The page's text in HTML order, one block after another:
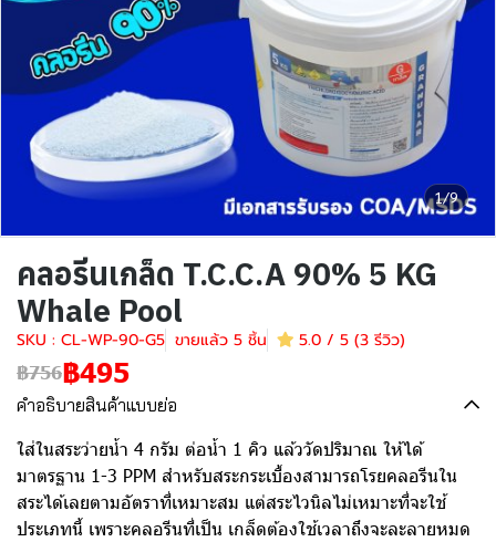
1/9
คลอรีนเกล็ด T.C.C.A 90% 5 KG
Whale Pool
SKU : CL-WP-90-G5 ขายแล้ว 5 ชิ้น 5.0 / 5 (3 รีวิว)
฿756฿495
คำอธิบายสินค้าแบบย่อ
ใส่ในสระว่ายน้ำ 4 กรัม ต่อน้ำ 1 คิว แล้ววัดปริมาณ ให้ได้
มาตรฐาน 1-3 PPM สำหรับสระกระเบื้องสามารถโรยคลอรีนใน
สระได้เลยตามอัตราที่เหมาะสม แต่สระไวนิลไม่เหมาะที่จะใช้
ประเภทนี้ เพราะคลอรีนที่เป็น เกล็ดต้องใช้เวลาถึงจะละลายหมด